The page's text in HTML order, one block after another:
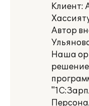
Клиент:
Автор
Наша
решение